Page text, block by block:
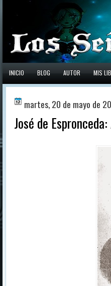
INICIO BLOG AUTOR MIS
martes, 20 de mayo de
José de